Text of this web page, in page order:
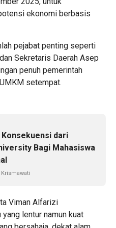
ekonomi berbasis
pejabat penting seperti
Sekretaris Daerah Asep
penuh pemerintah
setempat.
dari
Bagi Mahasiswa
Viman Alfarizi
lentur namun kuat